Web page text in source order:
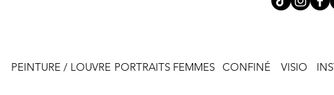
PEINTURE / LOUVRE PORTRAITS FEMMES CONFINÉ VISIO